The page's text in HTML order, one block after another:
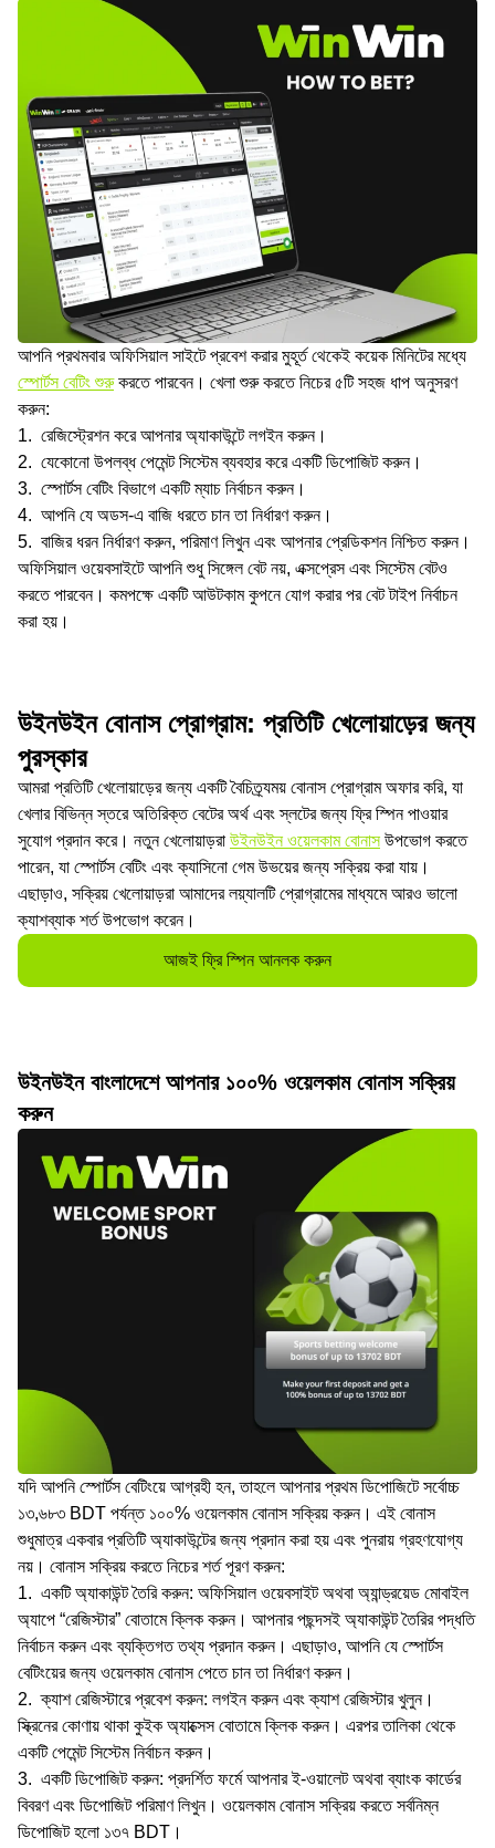
আপনি প্রথমবার অফিসিয়াল সাইটে প্রবেশ করার মুহূর্ত থেকেই কয়েক মিনিটের মধ্যে
স্পোর্টস বেটিং শুরুকরতে পারবেন। খেলা শুরু করতে নিচের ৫টি সহজ ধাপ অনুসরণ
করুন:
রেজিস্ট্রেশন করে আপনার অ্যাকাউন্টে লগইন করুন।
যেকোনো উপলব্ধ পেমেন্ট সিস্টেম ব্যবহার করে একটি ডিপোজিট করুন।
স্পোর্টস বেটিং বিভাগে একটি ম্যাচ নির্বাচন করুন।
আপনি যে অডস-এ বাজি ধরতে চান তা নির্ধারণ করুন।
বাজির ধরন নির্ধারণ করুন, পরিমাণ লিখুন এবং আপনার প্রেডিকশন নিশ্চিত করুন।
অফিসিয়াল ওয়েবসাইটে আপনি শুধু সিঙ্গেল বেট নয়, এক্সপ্রেস এবং সিস্টেম বেটও
করতে পারবেন। কমপক্ষে একটি আউটকাম কুপনে যোগ করার পর বেট টাইপ নির্বাচন
করা হয়।
উইনউইন বোনাস প্রোগ্রাম: প্রতিটি খেলোয়াড়ের জন্য
পুরস্কার
আমরা প্রতিটি খেলোয়াড়ের জন্য একটি বৈচিত্র্যময় বোনাস প্রোগ্রাম অফার করি, যা
খেলার বিভিন্ন স্তরে অতিরিক্ত বেটের অর্থ এবং স্লটের জন্য ফ্রি স্পিন পাওয়ার
সুযোগ প্রদান করে। নতুন খেলোয়াড়রা উইনউইন ওয়েলকাম বোনাসউপভোগ করতে
পারেন, যা স্পোর্টস বেটিং এবং ক্যাসিনো গেম উভয়ের জন্য সক্রিয় করা যায়।
এছাড়াও, সক্রিয় খেলোয়াড়রা আমাদের লয়্যালটি প্রোগ্রামের মাধ্যমে আরও ভালো
ক্যাশব্যাক শর্ত উপভোগ করেন।
আজই ফ্রি স্পিন আনলক করুন
উইনউইন বাংলাদেশে আপনার ১০০% ওয়েলকাম বোনাস সক্রিয়
করুন
যদি আপনি স্পোর্টস বেটিংয়ে আগ্রহী হন, তাহলে আপনার প্রথম ডিপোজিটে সর্বোচ্চ
১৩,৬৮৩ BDT পর্যন্ত ১০০% ওয়েলকাম বোনাস সক্রিয় করুন। এই বোনাস
শুধুমাত্র একবার প্রতিটি অ্যাকাউন্টের জন্য প্রদান করা হয় এবং পুনরায় গ্রহণযোগ্য
নয়। বোনাস সক্রিয় করতে নিচের শর্ত পূরণ করুন:
একটি অ্যাকাউন্ট তৈরি করুন: অফিসিয়াল ওয়েবসাইট অথবা অ্যান্ড্রয়েড মোবাইল
অ্যাপে “রেজিস্টার” বোতামে ক্লিক করুন। আপনার পছন্দসই অ্যাকাউন্ট তৈরির পদ্ধতি
নির্বাচন করুন এবং ব্যক্তিগত তথ্য প্রদান করুন। এছাড়াও, আপনি যে স্পোর্টস
বেটিংয়ের জন্য ওয়েলকাম বোনাস পেতে চান তা নির্ধারণ করুন।
ক্যাশ রেজিস্টারে প্রবেশ করুন: লগইন করুন এবং ক্যাশ রেজিস্টার খুলুন।
স্ক্রিনের কোণায় থাকা কুইক অ্যাক্সেস বোতামে ক্লিক করুন। এরপর তালিকা থেকে
একটি পেমেন্ট সিস্টেম নির্বাচন করুন।
একটি ডিপোজিট করুন: প্রদর্শিত ফর্মে আপনার ই-ওয়ালেট অথবা ব্যাংক কার্ডের
বিবরণ এবং ডিপোজিট পরিমাণ লিখুন। ওয়েলকাম বোনাস সক্রিয় করতে সর্বনিম্ন
ডিপোজিট হলো ১৩৭ BDT।